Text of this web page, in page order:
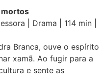
mortos
| Drama | 114 min |
Branca, ouve o espírito
xamã. Ao fugir para a
e sente as